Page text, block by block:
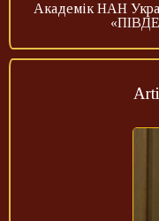
Академік НАН